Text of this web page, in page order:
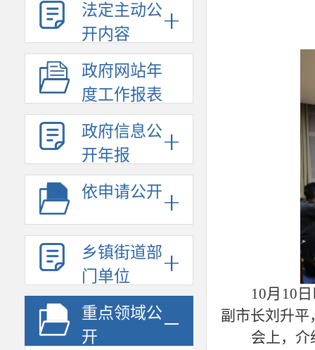
法定主动公
开内容
政府网站年
度工作报表
政府信息公
开年报
依申请公开
乡镇街道部
门单位
重点领域公
开
10月10
副市长刘升平
会上，介